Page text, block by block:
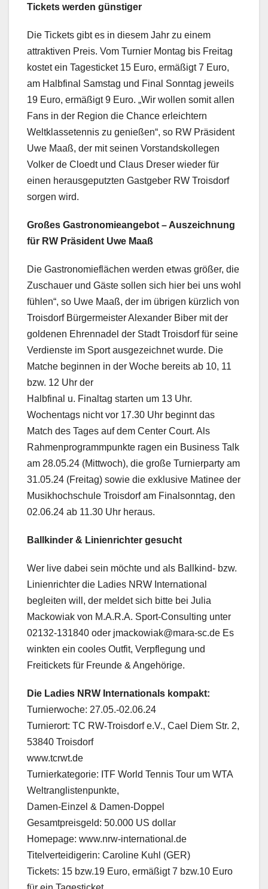
Tickets werden günstiger
Die Tickets gibt es in diesem Jahr zu einem
attraktiven Preis. Vom Turnier Montag bis Freitag
kostet ein Tagesticket 15 Euro, ermäßigt 7 Euro,
am Halbfinal Samstag und Final Sonntag jeweils
19 Euro, ermäßigt 9 Euro. „Wir wollen somit allen
Fans in der Region die Chance erleichtern
Weltklassetennis zu genießen“, so RW Präsident
Uwe Maaß, der mit seinen Vorstandskollegen
Volker de Cloedt und Claus Dreser wieder für
einen herausgeputzten Gastgeber RW Troisdorf
sorgen wird.
Großes Gastronomieangebot – Auszeichnung
für RW Präsident Uwe Maaß
Die Gastronomieflächen werden etwas größer, die
Zuschauer und Gäste sollen sich hier bei uns wohl
fühlen“, so Uwe Maaß, der im übrigen kürzlich von
Troisdorf Bürgermeister Alexander Biber mit der
goldenen Ehrennadel der Stadt Troisdorf für seine
Verdienste im Sport ausgezeichnet wurde. Die
Matche beginnen in der Woche bereits ab 10, 11
bzw. 12 Uhr der
Halbfinal u. Finaltag starten um 13 Uhr.
Wochentags nicht vor 17.30 Uhr beginnt das
Match des Tages auf dem Center Court. Als
Rahmenprogrammpunkte ragen ein Business Talk
am 28.05.24 (Mittwoch), die große Turnierparty am
31.05.24 (Freitag) sowie die exklusive Matinee der
Musikhochschule Troisdorf am Finalsonntag, den
02.06.24 ab 11.30 Uhr heraus.
Ballkinder & Linienrichter gesucht
Wer live dabei sein möchte und als Ballkind- bzw.
Linienrichter die Ladies NRW International
begleiten will, der meldet sich bitte bei Julia
Mackowiak von M.A.R.A. Sport-Consulting unter
02132-131840 oder jmackowiak@mara-sc.de Es
winkten ein cooles Outfit, Verpflegung und
Freitickets für Freunde & Angehörige.
Die Ladies NRW Internationals kompakt:
Turnierwoche: 27.05.-02.06.24
Turnierort: TC RW-Troisdorf e.V., Cael Diem Str. 2,
53840 Troisdorf
www.tcrwt.de
Turnierkategorie: ITF World Tennis Tour um WTA
Weltranglistenpunkte,
Damen-Einzel & Damen-Doppel
Gesamtpreisgeld: 50.000 US dollar
Homepage: www.nrw-international.de
Titelverteidigerin: Caroline Kuhl (GER)
Tickets: 15 bzw.19 Euro, ermäßigt 7 bzw.10 Euro